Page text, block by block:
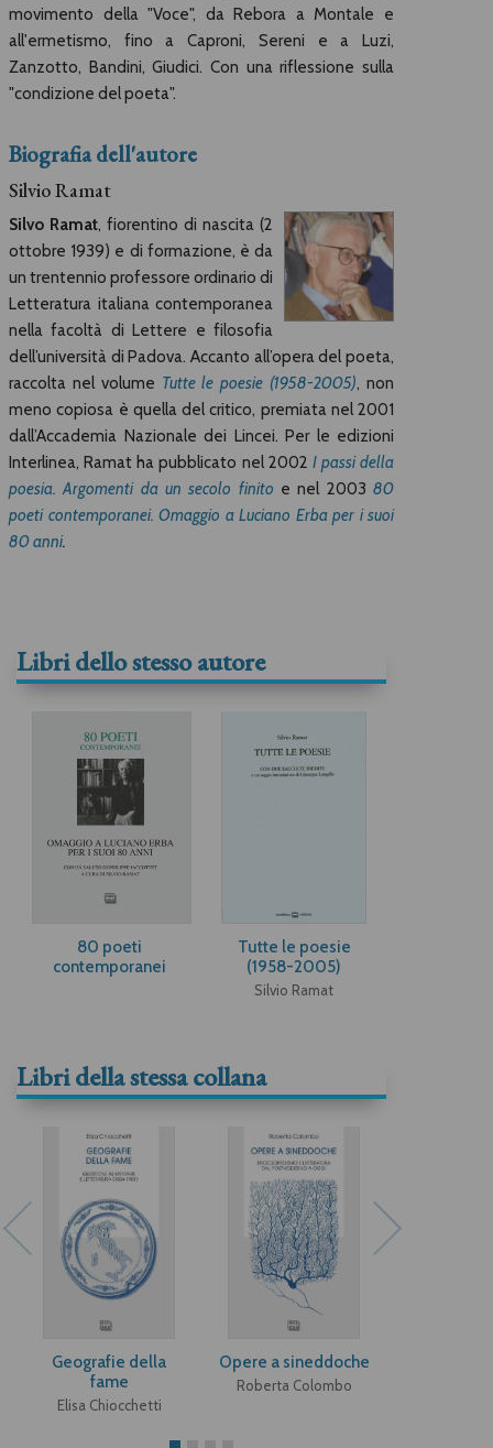
movimento della "Voce", da Rebora a Montale e
all'ermetismo, fino a Caproni, Sereni e a Luzi,
Zanzotto, Bandini, Giudici. Con una riflessione sulla
"condizione del poeta".
Biografia dell'autore
Silvio Ramat
Silvo Ramat, fiorentino di nascita (2
ottobre 1939) e di formazione, è da
un trentennio professore ordinario di
Letteratura italiana contemporanea
nella facoltà di Lettere e filosofia
dell’università di Padova. Accanto all’opera del poeta,
raccolta nel volume Tutte le poesie (1958-2005), non
meno copiosa è quella del critico, premiata nel 2001
dall’Accademia Nazionale dei Lincei. Per le edizioni
Interlinea, Ramat ha pubblicato nel 2002 I passi della
poesia. Argomenti da un secolo finito e nel 2003 80
poeti contemporanei. Omaggio a Luciano Erba per i suoi
80 anni.
Libri dello stesso autore
80 poeti
contemporanei
Tutte le poesie
(1958-2005)
Silvio Ramat
Libri della stessa collana
Geografie della
fame
Elisa Chiocchetti
Opere a sineddoche
Roberta Colombo